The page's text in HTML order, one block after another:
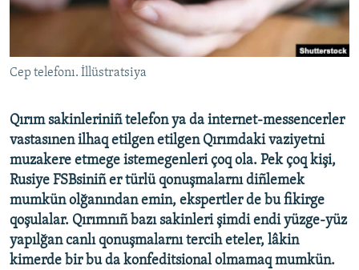
Українською
RFE/RS bütün saytları
Cep telefonı. İllüstratsiya
Qırım sakinleriniñ telefon ya da internet-messencerler
vastasınen ilhaq etilgen etilgen Qırımdaki vaziyetni
muzakere etmege istemegenleri çoq ola. Pek çoq kişi,
Rusiye FSBsiniñ er türlü qonuşmalarnı diñlemek
mumkün olğanından emin, ekspertler de bu fikirge
qoşulalar. Qırımnıñ bazı sakinleri şimdi endi yüzge-yüz
yapılğan canlı qonuşmalarnı tercih eteler, lâkin
kimerde bir bu da konfeditsional olmamaq mumkün.